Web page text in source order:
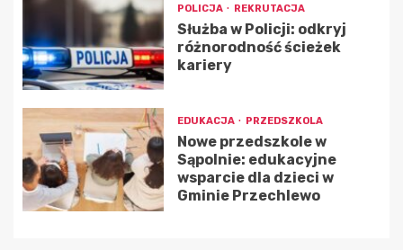
POLICJA REKRUTACJA
Służba w Policji: odkryj
różnorodność ścieżek
kariery
EDUKACJA PRZEDSZKOLA
Nowe przedszkole w
Sąpolnie: edukacyjne
wsparcie dla dzieci w
Gminie Przechlewo